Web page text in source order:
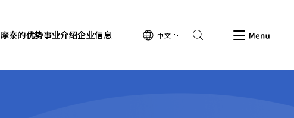
泰的优势事业介绍企业信息 中文